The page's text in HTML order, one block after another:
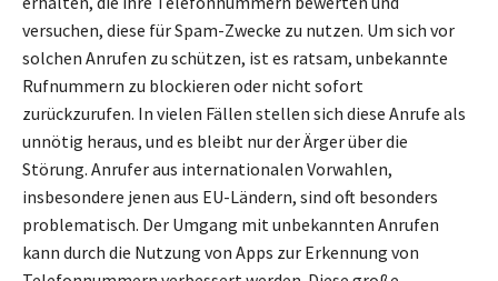
versuchen, diese für Spam-Zwecke zu nutzen. Um sich vor
solchen Anrufen zu schützen, ist es ratsam, unbekannte
Rufnummern zu blockieren oder nicht sofort
zurückzurufen. In vielen Fällen stellen sich diese Anrufe als
unnötig heraus, und es bleibt nur der Ärger über die
Störung. Anrufer aus internationalen Vorwahlen,
insbesondere jenen aus EU-Ländern, sind oft besonders
problematisch. Der Umgang mit unbekannten Anrufen
kann durch die Nutzung von Apps zur Erkennung von